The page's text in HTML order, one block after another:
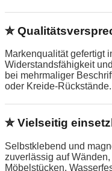
✮
Markenqualität gefertigt
Widerstandsfähigkeit
bei mehrmaliger
oder Kreide-Rückstände.
✮ Vielseitig
Selbstklebend und
zuverlässig auf
Möbelstücken.